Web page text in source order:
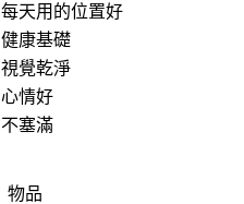
每天用的位置好
健康基礎
視覺乾淨
心情好
不塞滿
物品